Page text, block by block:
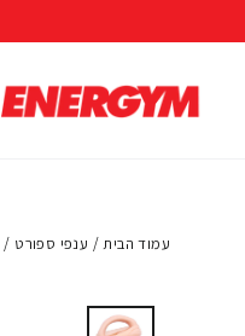
קריאה
עמוד הבית / ענפי ספורט /